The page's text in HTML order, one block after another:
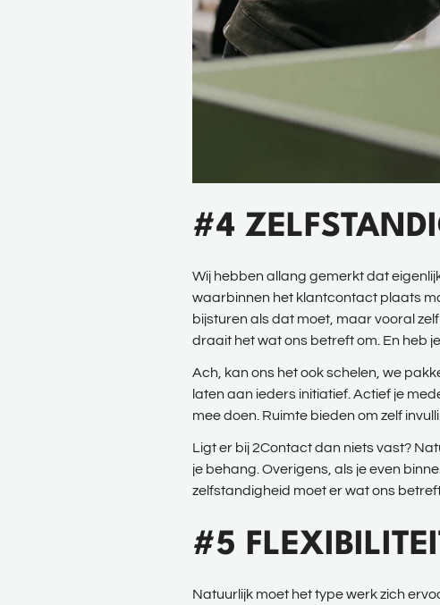
#4
Wij hebben allang gemerkt dat
waarbinnen het klantcontact plaats
bijsturen als dat moet, maar vooral
draait het wat ons betreft om. En heb
Ach, kan ons het ook schelen, we
laten aan ieders initiatief. Actief je
mee doen. Ruimte bieden om zelf
Ligt er bij 2Contact dan niets vast?
je behang. Overigens, als je even
zelfstandigheid moet er wat ons betreft
#5
Natuurlijk moet het type werk zich